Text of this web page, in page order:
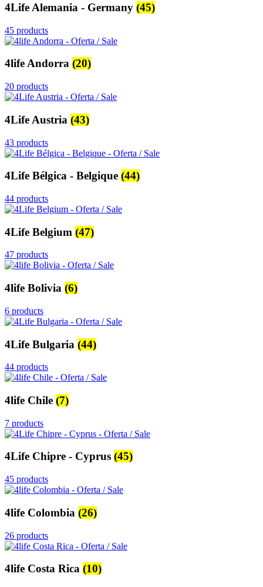
4Life Alemania - Germany (45)
45 products
4life Andorra (20)
20 products
4Life Austria (43)
43 products
4Life Bélgica - Belgique (44)
44 products
4Life Belgium (47)
47 products
4life Bolivia (6)
6 products
4Life Bulgaria (44)
44 products
4life Chile (7)
7 products
4Life Chipre - Cyprus (45)
45 products
4life Colombia (26)
26 products
4life Costa Rica (10)